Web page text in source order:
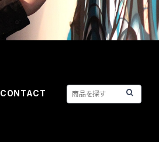
CONTACT